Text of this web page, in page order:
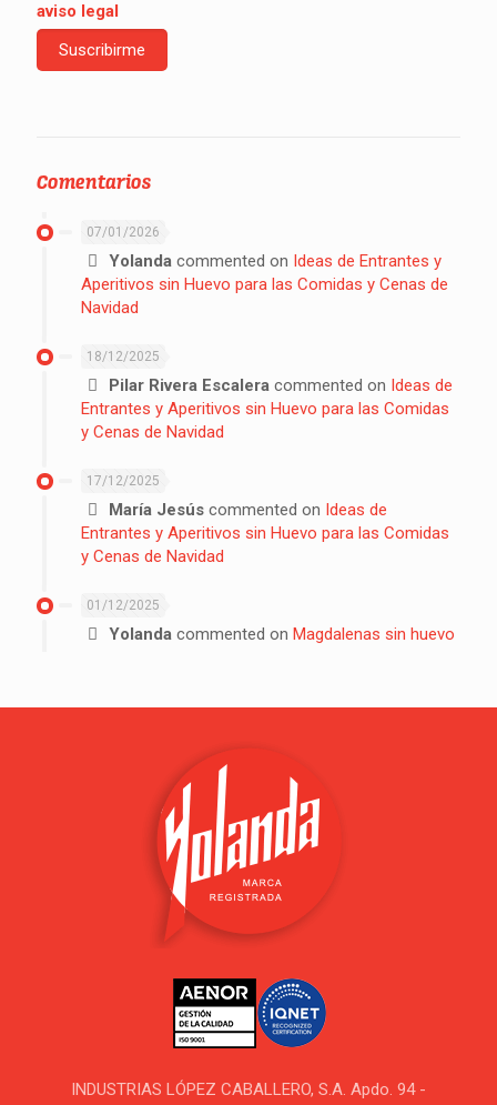
aviso legal
Comentarios
07/01/2026
Yolanda commented on Ideas de Entrantes y
Aperitivos sin Huevo para las Comidas y Cenas de
Navidad
18/12/2025
Pilar Rivera Escalera commented on Ideas de
Entrantes y Aperitivos sin Huevo para las Comidas
y Cenas de Navidad
17/12/2025
María Jesús commented on Ideas de
Entrantes y Aperitivos sin Huevo para las Comidas
y Cenas de Navidad
01/12/2025
Yolanda commented on Magdalenas sin huevo
INDUSTRIAS LÓPEZ CABALLERO, S.A. Apdo. 94 -